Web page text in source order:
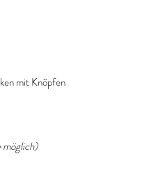
mit Knöpfen
möglich)